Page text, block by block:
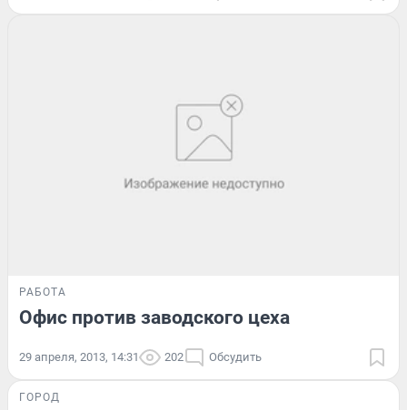
РАБОТА
Офис против заводского цеха
29 апреля, 2013, 14:31 202 Обсудить
ГОРОД